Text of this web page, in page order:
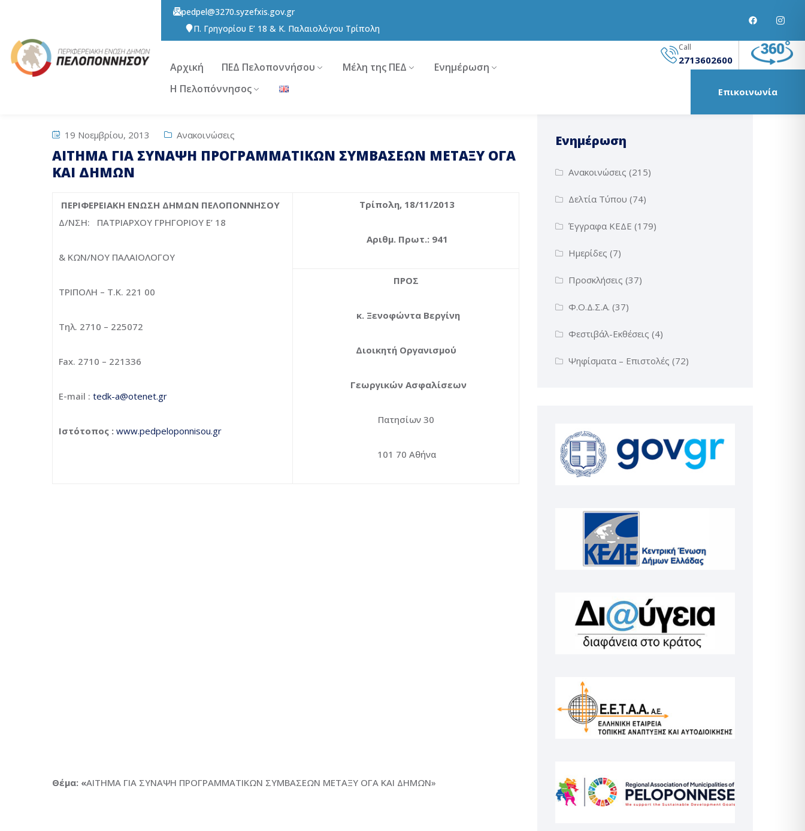
pedpel@3270.syzefxis.gov.gr
Π. Γρηγορίου E’ 18 & Κ. Παλαιολόγου Τρίπολη
Αρχική ΠΕΔ Πελοποννήσου Μέλη της ΠΕΔ
Ενημέρωση
Η Πελοπόννησος
Call
2713602600
Επικοινωνία
19 Νοεμβρίου, 2013 Ανακοινώσεις
ΑΙΤΗΜΑ ΓΙΑ ΣΥΝΑΨΗ ΠΡΟΓΡΑΜΜΑΤΙΚΩΝ ΣΥΜΒΑΣΕΩΝ ΜΕΤΑΞΥ ΟΓΑ
ΚΑΙ ΔΗΜΩΝ
ΠΕΡΙΦΕΡΕΙΑΚΗ ΕΝΩΣΗ ΔΗΜΩΝ ΠΕΛΟΠΟΝΝΗΣΟΥ
Δ/ΝΣΗ: ΠΑΤΡΙΑΡΧΟΥ ΓΡΗΓΟΡΙΟΥ Ε’ 18
& ΚΩΝ/ΝΟΥ ΠΑΛΑΙΟΛΟΓΟΥ
ΤΡΙΠΟΛΗ – Τ.Κ. 221 00
Τηλ. 2710 – 225072
Fax. 2710 – 221336
Ε-mail : tedk-a@otenet.gr
Ιστότοπος : www.pedpeloponnisou.gr
Τρίπολη, 18/11/2013
Αριθμ. Πρωτ.: 941
ΠΡΟΣ
κ. Ξενοφώντα Βεργίνη
Διοικητή Οργανισμού
Γεωργικών Ασφαλίσεων
Πατησίων 30
101 70 Αθήνα
Θέμα: «ΑΙΤΗΜΑ ΓΙΑ ΣΥΝΑΨΗ ΠΡΟΓΡΑΜΜΑΤΙΚΩΝ ΣΥΜΒΑΣΕΩΝ ΜΕΤΑΞΥ ΟΓΑ ΚΑΙ ΔΗΜΩΝ»
Ενημέρωση
Ανακοινώσεις (215)
Δελτία Τύπου (74)
Έγγραφα ΚΕΔΕ (179)
Ημερίδες (7)
Προσκλήσεις (37)
Φ.Ο.Δ.Σ.Α. (37)
Φεστιβάλ-Εκθέσεις (4)
Ψηφίσματα – Επιστολές (72)